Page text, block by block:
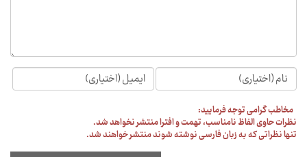
مخاطب گرامی توجه فرمایید:
نظرات حاوی الفاظ نامناسب، تهمت و افترا منتشر نخواهد شد.
تنها نظراتی که به زبان فارسی نوشته شوند منتشر خواهند شد.